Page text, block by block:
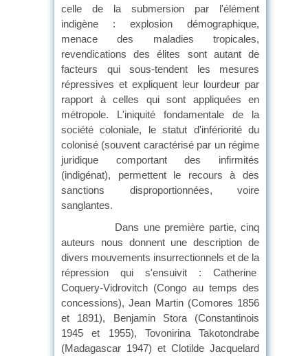
celle de la submersion par l'élément
indigène : explosion démographique,
menace des maladies tropicales,
revendications des élites sont autant de
facteurs qui sous-tendent les mesures
répressives et expliquent leur lourdeur par
rapport à celles qui sont appliquées en
métropole. L'iniquité fondamentale de la
société coloniale, le statut d'infériorité du
colonisé (souvent caractérisé par un régime
juridique comportant des infirmités
(indigénat), permettent le recours à des
sanctions disproportionnées, voire
sanglantes.
Dans une première partie, cinq
auteurs nous donnent une description de
divers mouvements insurrectionnels et de la
répression qui s'ensuivit : Catherine
Coquery-Vidrovitch (Congo au temps des
concessions), Jean Martin (Comores 1856
et 1891), Benjamin Stora (Constantinois
1945 et 1955), Tovonirina Takotondrabe
(Madagascar 1947) et Clotilde Jacquelard